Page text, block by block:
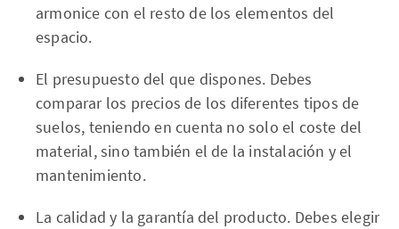
armonice con el resto de los elementos del
espacio.
El presupuesto del que dispones. Debes
comparar los precios de los diferentes tipos de
suelos, teniendo en cuenta no solo el coste del
material, sino también el de la instalación y el
mantenimiento.
La calidad y la garantía del producto. Debes elegir